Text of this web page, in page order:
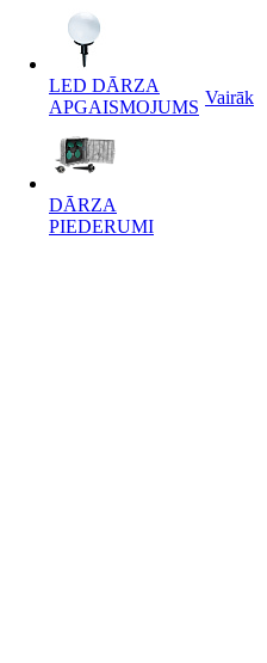
LED DĀRZA
APGAISMOJUMS
DĀRZA
PIEDERUMI
Vairāk